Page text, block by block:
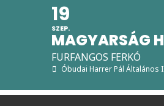
19
SZEP.
MAGYARSÁG
FURFANGOS FERKÓ
Óbudai Harrer Pál Általános